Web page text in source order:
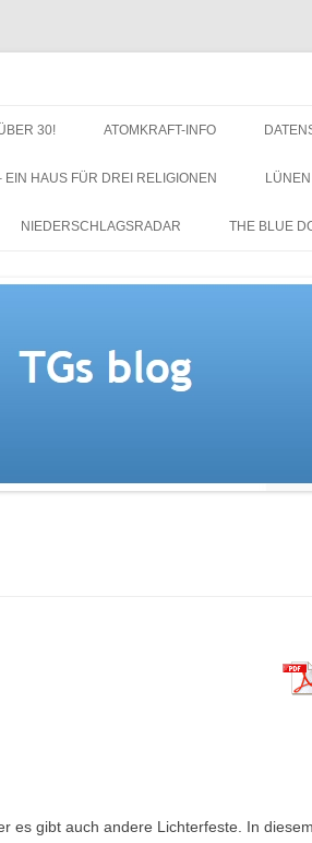
30! ATOMKRAFT-INFO
HAUS FÜR DREI RELIGIONEN
NIEDERSCHLAGSRADAR THE BLUE
es gibt auch andere Lichterfeste. In